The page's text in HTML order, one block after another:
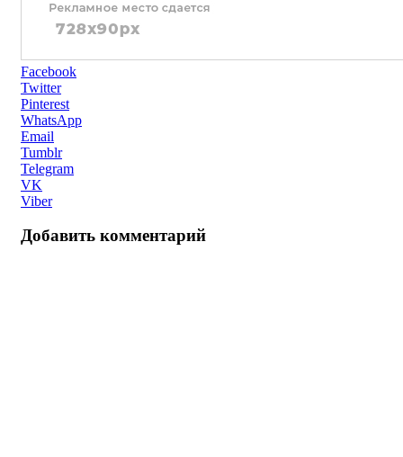
Facebook
Twitter
Pinterest
WhatsApp
Email
Tumblr
Telegram
VK
Viber
Добавить комментарий